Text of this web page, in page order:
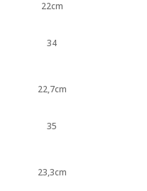
22cm
34
22,7cm
35
23,3cm